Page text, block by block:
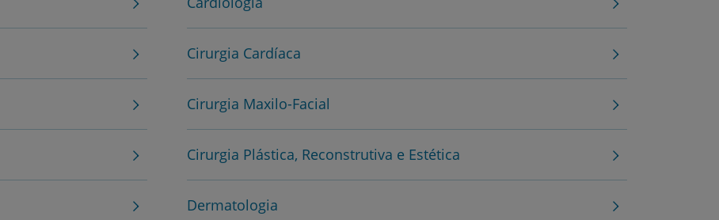
Cirurgia Cardíaca
Cirurgia Maxilo-Facial
Cirurgia Plástica, Reconstrutiva e Estética
Dermatologia